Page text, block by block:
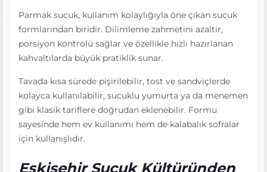
Parmak sucuk, kullanım kolaylığıyla öne çıkan sucuk
formlarından biridir. Dilimleme zahmetini azaltır,
porsiyon kontrolü sağlar ve özellikle hızlı hazırlanan
kahvaltılarda büyük pratiklik sunar.
Tavada kısa sürede pişirilebilir, tost ve sandviçlerde
kolayca kullanılabilir, sucuklu yumurta ya da menemen
gibi klasik tariflere doğrudan eklenebilir. Formu
sayesinde hem ev kullanımı hem de kalabalık sofralar
için kullanışlıdır.
Eskişehir Sucuk Kültüründen